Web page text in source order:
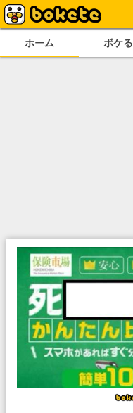
ホーム ボケる